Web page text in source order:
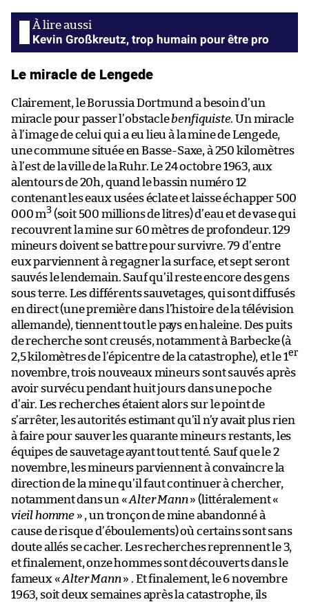
Kevin Großkreutz, trop humain pour être pro
Le miracle de Lengede
Clairement, le Borussia Dortmund a besoin d’un
miracle pour passer l’obstaclebenfiquiste. Un miracle
à l’image de celui qui a eu lieu à la mine de Lengede,
une commune située en Basse-Saxe, à 250 kilomètres
à l’est de la ville de la Ruhr. Le 24 octobre 1963, aux
alentours de 20h, quand le bassin numéro 12
contenant les eaux usées éclate et laisse échapper 500
000 m3(soit 500 millions de litres) d’eau et de vase qui
recouvrent la mine sur 60 mètres de profondeur. 129
mineurs doivent se battre pour survivre. 79 d’entre
eux parviennent à regagner la surface, et sept seront
sauvés le lendemain. Sauf qu’il reste encore des gens
sous terre. Les différents sauvetages, qui sont diffusés
en direct (une première dans l’histoire de la télévision
allemande), tiennent tout le pays en haleine. Des puits
de recherche sont creusés, notamment à Barbecke (à
2,5 kilomètres de l’épicentre de la catastrophe), et le 1er
novembre, trois nouveaux mineurs sont sauvés après
avoir survécu pendant huit jours dans une poche
d’air. Les recherches étaient alors sur le point de
s’arrêter, les autorités estimant qu’il n’y avait plus rien
à faire pour sauver les quarante mineurs restants, les
équipes de sauvetage ayant tout tenté. Sauf que le 2
novembre, les mineurs parviennent à convaincre la
direction de la mine qu’il faut continuer à chercher,
notamment dans un «Alter Mann» (littéralement «
vieil homme » , un tronçon de mine abandonné à
cause de risque d’éboulements) où certains sont sans
doute allés se cacher. Les recherches reprennent le 3,
et finalement, onze hommes sont découverts dans le
fameux «Alter Mann» . Et finalement, le 6 novembre
1963, soit deux semaines après la catastrophe, ils